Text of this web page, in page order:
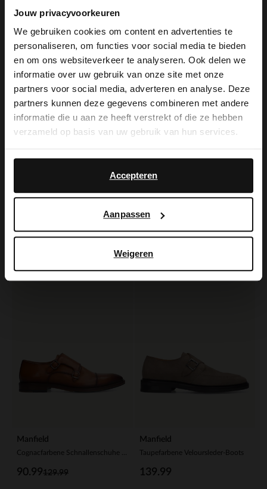
Jouw privacyvoorkeuren
We gebruiken cookies om content en advertenties te
personaliseren, om functies voor social media te bieden
en om ons websiteverkeer te analyseren. Ook delen we
informatie over uw gebruik van onze site met onze
partners voor social media, adverteren en analyse. Deze
partners kunnen deze gegevens combineren met andere
informatie die u aan ze heeft verstrekt of die ze hebben
verzameld op basis van uw gebruik van hun services.
Accepteren
Aanpassen
Weigeren
Braune Schnallenschuhe aus Leder
129.99
90.99
-30%
139.99
Manfield
129.99
90.99
-30%
Manfield
Taupefarbene Veloursleder-Boots
139.99
×
View this website in English?
It looks like your language isn't Dutch. Would
you like to switch to English?
English